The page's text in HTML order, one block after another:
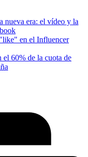
nueva era: el vídeo y la
en el Influencer
60% de la cuota de